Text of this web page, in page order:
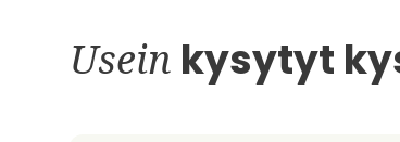
Usein kysytyt